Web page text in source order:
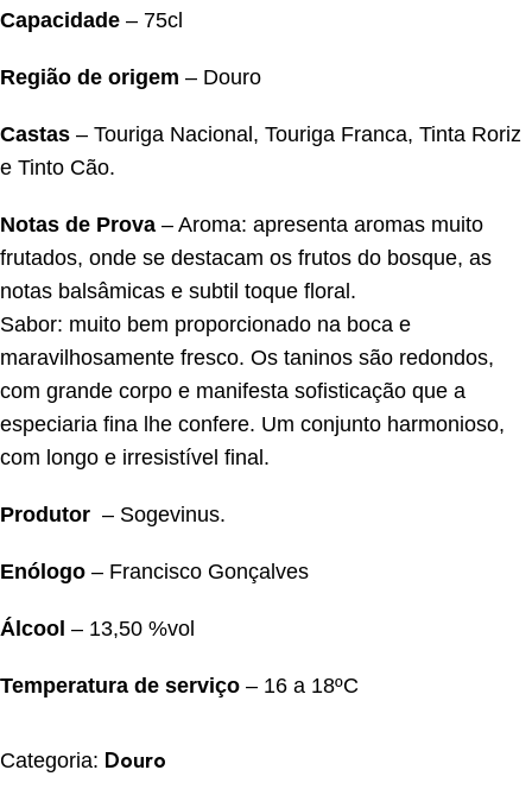
Capacidade – 75cl
Região de origem – Douro
Castas – Touriga Nacional, Touriga Franca, Tinta Roriz
e Tinto Cão.
Notas de Prova – Aroma: apresenta aromas muito
frutados, onde se destacam os frutos do bosque, as
notas balsâmicas e subtil toque floral.
Sabor: muito bem proporcionado na boca e
maravilhosamente fresco. Os taninos são redondos,
com grande corpo e manifesta sofisticação que a
especiaria fina lhe confere. Um conjunto harmonioso,
com longo e irresistível final.
Produtor – Sogevinus.
Enólogo – Francisco Gonçalves
Álcool – 13,50 %vol
Temperatura de serviço – 16 a 18ºC
Categoria: Douro